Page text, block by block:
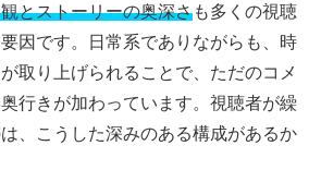
とストーリーの奥深さも多くの視聴
因です。日常系でありながらも、時
取り上げられることで、ただのコメ
行きが加わっています。視聴者が繰
、こうした深みのある構成があるか